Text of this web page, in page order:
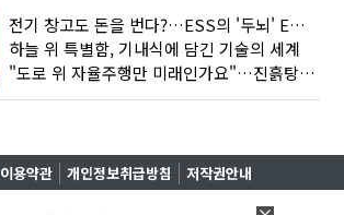
전기 창고도 돈을 번다?…ESS의 '두뇌' EMO가 뭐길래
하늘 위 특별함, 기내식에 담긴 기술의 세계
"도로 위 자율주행만 미래인가요"…진흙탕서 길 내는 HD현대 AI 기술
이용약관 개인정보취급방침 저작권안내